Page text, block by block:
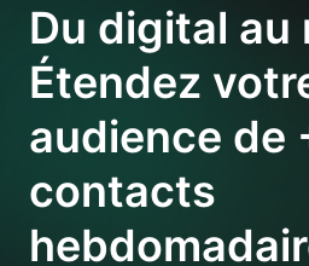
Du digital au
Étendez
audience de
contacts